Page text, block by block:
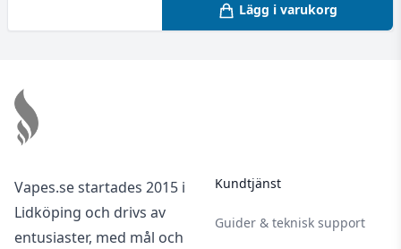
Lägg i varukorg
Vapes.se startades 2015 i
Lidköping och drivs av
entusiaster, med mål och
Kundtjänst
Guider & teknisk support